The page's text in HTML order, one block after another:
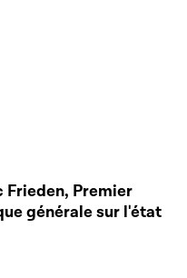
Frieden, Premier
générale sur l'état